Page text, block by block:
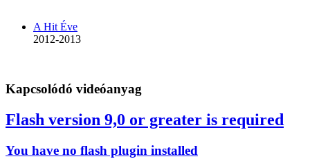
A Hit Éve
2012-2013
Kapcsolódó videóanyag
Flash version 9,0 or greater is required
You have no flash plugin installed